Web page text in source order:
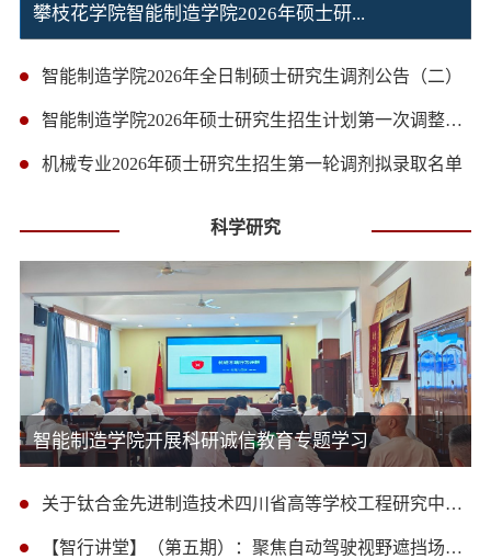
攀枝花学院智能制造学院2026年硕士​研...
智能制造学院2026年全日制硕士研究生调剂公告（二）
智能制造学院2026年硕士研究生招生计划第一次调整及递补录取名单公示
机械专业2026年硕士研究生招生第一轮调剂拟录取名单
科学研究
智能制造学院开展科研诚信教育专题学习
关于钛合金先进制造技术四川省高等学校工程研究中心2025年度开放项目申报公告
【智行讲堂】（第五期）：聚焦自动驾驶视野遮挡场景中的认知与决策研究